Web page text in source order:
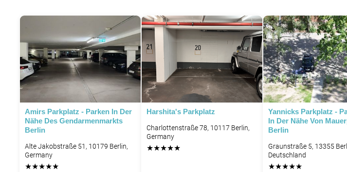
Amirs Parkplatz - Parken In Der
Nähe Des Gendarmenmarkts
Berlin
Alte Jakobstraße 51, 10179 Berlin,
Germany
★★★★★
Harshita's Parkplatz
Charlottenstraße 78, 10117 Berlin,
Germany
★★★★★
Yannicks Parkplatz -
In Der Nähe Von
Berlin
Graunstraße 5, 13355
Deutschland
★★★★★